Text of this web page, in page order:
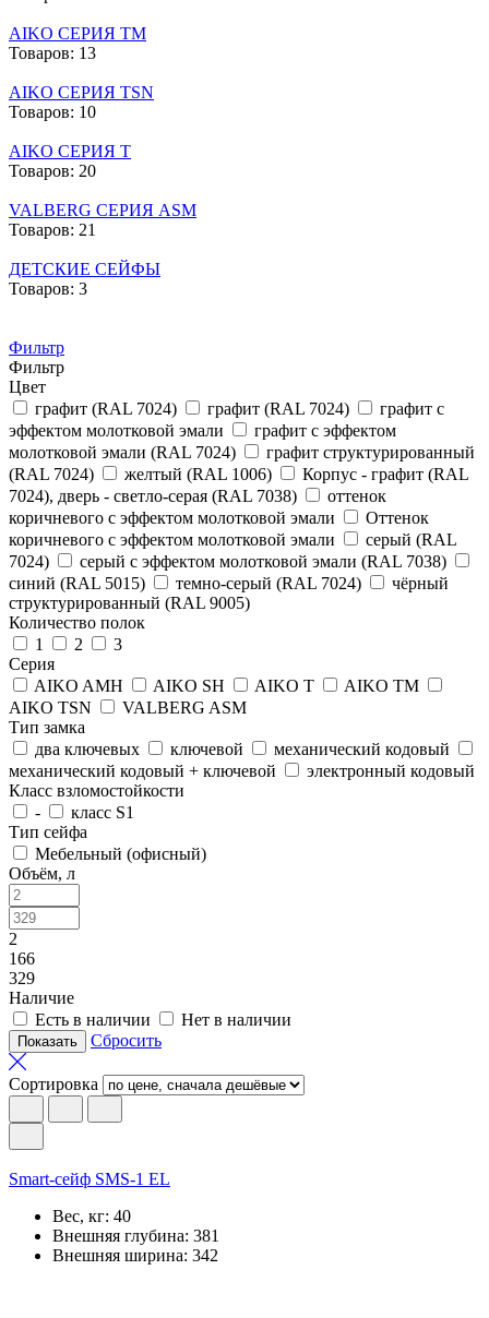
AIKO СЕРИЯ TM
Товаров: 13
AIKO СЕРИЯ TSN
Товаров: 10
AIKO СЕРИЯ Т
Товаров: 20
VALBERG СЕРИЯ ASM
Товаров: 21
ДЕТСКИЕ СЕЙФЫ
Товаров: 3
Фильтр
Фильтр
Цвет
графит (RAL 7024)
графит (RAL 7024)
графит с
эффектом молотковой эмали
графит с эффектом
молотковой эмали (RAL 7024)
графит структурированный
(RAL 7024)
желтый (RAL 1006)
Корпус - графит (RAL
7024), дверь - светло-серая (RAL 7038)
оттенок
коричневого с эффектом молотковой эмали
Оттенок
коричневого с эффектом молотковой эмали
серый (RAL
7024)
серый с эффектом молотковой эмали (RAL 7038)
синий (RAL 5015)
темно-серый (RAL 7024)
чёрный
структурированный (RAL 9005)
Количество полок
1
2
3
Серия
AIKO AMH
AIKO SH AIKO T
AIKO TM
AIKO TSN
VALBERG ASM
Тип замка
два ключевых
ключевой
механический кодовый
механический кодовый + ключевой
электронный кодовый
Класс взломостойкости
-
класс S1
Тип сейфа
Мебельный (офисный)
Объём, л
2
166
329
Наличие
Есть в наличии
Нет в наличии
Сбросить
Сортировка
Smart-сейф SMS-1 EL
Вес, кг: 40
Внешняя глубина: 381
Внешняя ширина: 342